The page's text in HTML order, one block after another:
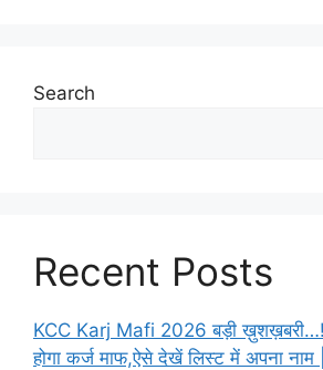
Search
Recent Posts
KCC Karj Mafi 2026 बड़ी ख़ुशख़बरी…!
होगा कर्ज माफ,ऐसे देखें लिस्ट में अपना नाम |